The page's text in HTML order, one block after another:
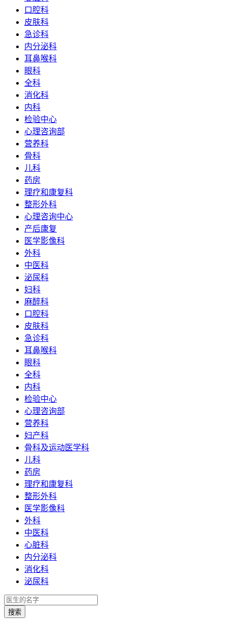
口腔科
皮肤科
急诊科
内分泌科
耳鼻喉科
眼科
全科
消化科
内科
检验中心
心理咨询部
营养科
骨科
儿科
药房
理疗和康复科
整形外科
心理咨询中心
产后康复
医学影像科
外科
中医科
泌尿科
妇科
麻醉科
口腔科
皮肤科
急诊科
耳鼻喉科
眼科
全科
内科
检验中心
心理咨询部
营养科
妇产科
骨科及运动医学科
儿科
药房
理疗和康复科
整形外科
医学影像科
外科
中医科
心脏科
内分泌科
消化科
泌尿科